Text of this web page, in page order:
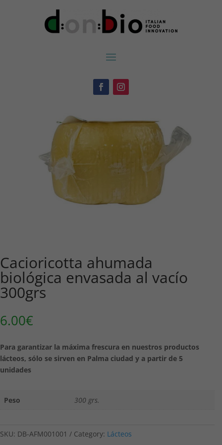
/ Cacioricotta ahumada biológica envasada al vacío
Cacioricotta ahumada
biológica envasada al vacío
300grs
6.00€
Para garantizar la máxima frescura en nuestros productos
lácteos, sólo se sirven en Palma ciudad y a partir de 5
unidades
Peso 300 grs.
SKU: DB-AFM001001 Category: Lácteos